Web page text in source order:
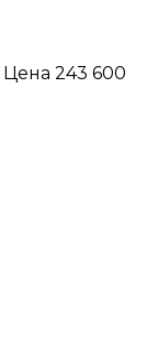
Цена 243 600